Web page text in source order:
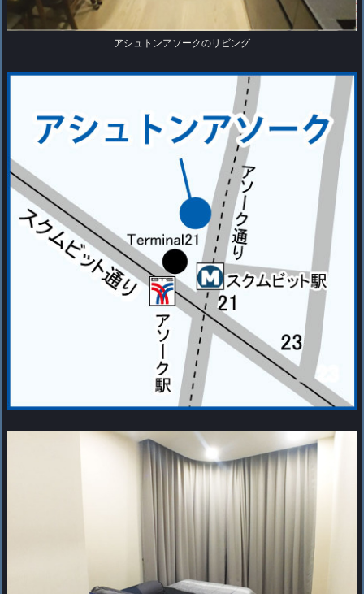
アシュトンアソークのリビング